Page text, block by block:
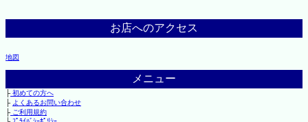
お店へのアクセス
地図
メニュー
├初めての方へ
├ よくあるお問い合わせ
├ご利用規約